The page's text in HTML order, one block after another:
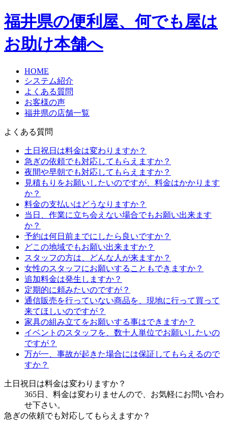
福井県の便利屋、何でも屋は
お助け本舗へ
HOME
システム紹介
よくある質問
お客様の声
福井県の店舗一覧
よくある質問
土日祝日は料金は変わりますか？
急ぎの依頼でも対応してもらえますか？
夜間や早朝でも対応してもらえますか？
見積もりをお願いしたいのですが、料金はかかります
か？
料金の支払いはどうなりますか？
当日、作業に立ち会えない場合でもお願い出来ます
か？
予約は何日前までにしたら良いですか？
どこの地域でもお願い出来ますか？
スタッフの方は、どんな人が来ますか？
女性のスタッフにお願いすることもできますか？
追加料金は発生しますか？
定期的に頼みたいのですが？
通信販売を行っていない商品を、現地に行って買って
来てほしいのですが？
家具の組み立てをお願いする事はできますか？
イベントのスタッフを、数十人単位でお願いしたいの
ですが？
万が一、事故が起きた場合には保証してもらえるので
すか？
土日祝日は料金は変わりますか？
365日、料金は変わりませんので、お気軽にお問い合わ
せ下さい。
急ぎの依頼でも対応してもらえますか？